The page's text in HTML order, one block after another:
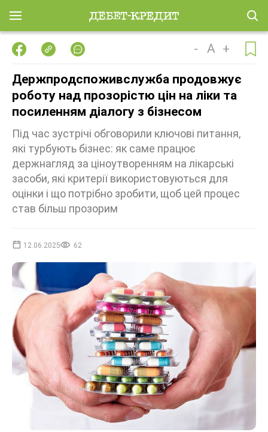
- A +
Держпродспоживслужба продовжує
роботу над прозорістю цін на ліки та
посиленням діалогу з бізнесом
Під час зустрічі обговорили ключові питання,
які турбують бізнес: як саме працює
держнагляд за ціноутворенням на лікарські
засоби, які критерії використовуються для
оцінки і що потрібно зробити, щоб цей процес
став більш прозорим
12.06.2025 62